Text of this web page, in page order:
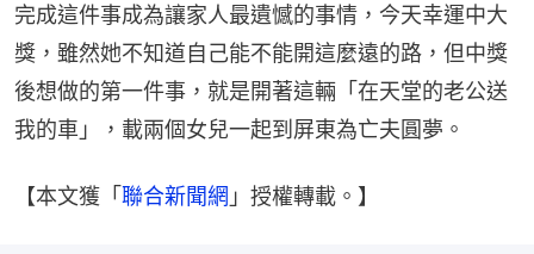
完成這件事成為讓家人最遺憾的事情，今天幸運中大
獎，雖然她不知道自己能不能開這麼遠的路，但中獎
後想做的第一件事，就是開著這輛「在天堂的老公送
我的車」，載兩個女兒一起到屏東為亡夫圓夢。
【本文獲「 聯合新聞網 」授權轉載。】